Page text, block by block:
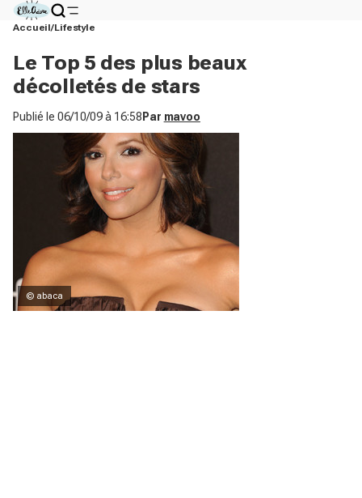
Accueil Lifestyle
Le Top 5 des plus beaux
décolletés de stars
Publié le 06/10/09 à 16:58 Par mavoo
© abaca